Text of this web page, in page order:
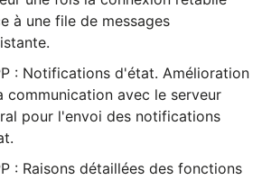
à une file de messages
: Notifications d'état. Amélioration
communication avec le serveur
pour l'envoi des notifications
: Raisons détaillées des fonctions